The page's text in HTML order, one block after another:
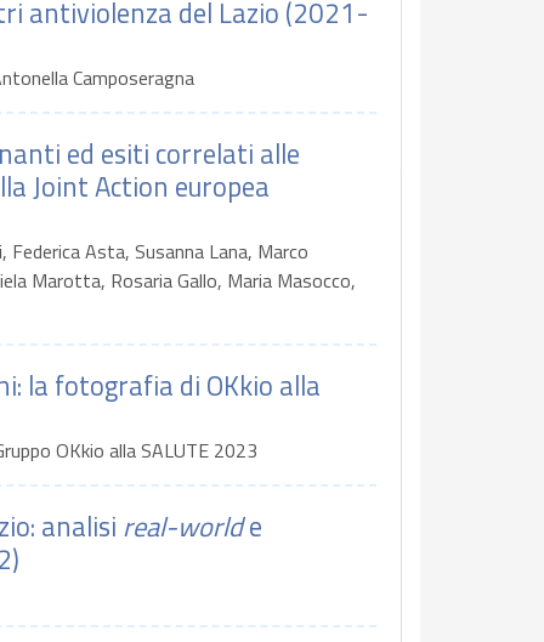
antiviolenza del Lazio (2021-
Camposeragna
ed esiti correlati alle
Joint Action europea
Asta, Susanna Lana, Marco
Marotta, Rosaria Gallo, Maria Masocco,
la fotografia di OKkio alla
OKkio alla SALUTE 2023
analisi real-worlde